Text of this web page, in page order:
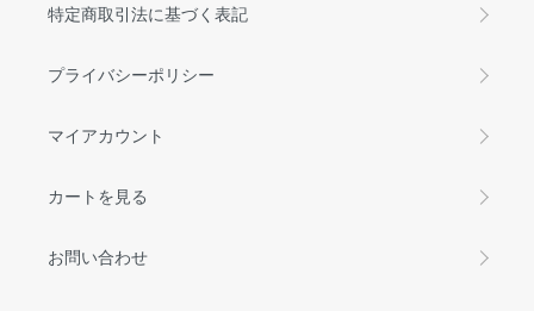
特定商取引法に基づく表記
プライバシーポリシー
マイアカウント
カートを見る
お問い合わせ